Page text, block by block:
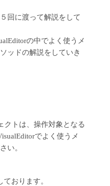
回に渡って解説をして
の中でよく使うメ
ッドの解説をしていき
クトは、操作対象となる
でよく使うメ
い。
ております。